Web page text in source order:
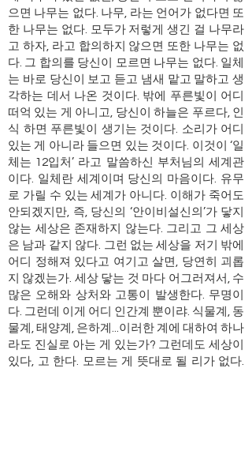
으면 나무는 없다. 나무, 라는 언어가 없다면 또
한 나무는 없다. 모두가 저렇게 생긴 걸 나무라
고 하자, 라고 합의하지 않으면 또한 나무는 없
다. 그 합의를 당신이 모르면 나무는 없다. 일체
는 바로 당신이 보고 듣고 냄새 맡고 말하고 생
각하는 데서 나온 것이다. 밖에 푸른빛이 어디
떠억 있는 게 아니고, 당신이 하늘은 푸르다, 인
식 하면 푸른빛이 생기는 것이다. 소리가 어디
있는 게 아니라 들으면 있는 것이다. 이것이 ‘일
체는 12입처’ 라고 말씀하신 부처님의 세계관
이다. 일체란 세계이며 당신의 마음이다. 유무
로 가릴 수 있는 세계가 아니다. 이해가 죽어도
안되겠지만, 즉, 당신의 ‘안이비설신의’가 닿지
않는 세상은 존재하지 않는다. 그리고 그 세상
은 남과 같지 않다. 그런 없는 세상을 저기 밖에
어디 정해져 있다고 여기고 살면, 당연히 괴롭
지 않겠는가. 세상 닿는 것 마다 어그러져서, 수
많은 오해와 상처와 고통이 발생한다. 무명이
다. 그런데 이게 어디 인간계 뿐이랴. 식물계, 동
물계, 태양계, 은하계...이러한 계에 대하여 하나
라도 진실로 아는 게 있는가? 그런데도 세상이
있다, 고 한다. 모르는 게 뜻대로 될 리가 없다.